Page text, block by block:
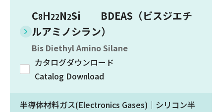
C8H22N2Si BDEAS（ビスジエチ
ルアミノシラン）
Bis Diethyl Amino Silane
カタログダウンロード
Catalog Download
半導体材料ガス(Electronics Gases)｜シリコン半